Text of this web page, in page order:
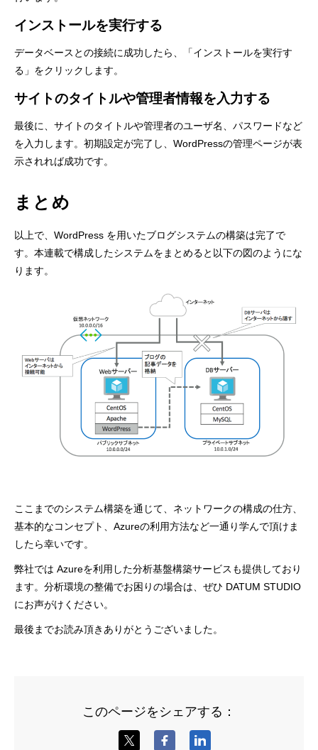
インストールを実行する
データベースとの接続に成功したら、「インストールを実行す
る」をクリックします。
サイトのタイトルや管理者情報を入力する
最後に、サイトのタイトルや管理者のユーザ名、パスワードなど
を入力します。初期設定が完了し、WordPressの管理ページが表
示されれば成功です。
まとめ
以上で、WordPress を用いたブログシステムの構築は完了で
す。本連載で構成したシステムをまとめると以下の図のようにな
ります。
ここまでのシステム構築を通じて、ネットワークの構成の仕方、
基本的なコンセプト、Azureの利用方法など一通り学んで頂けま
したら幸いです。
弊社では Azureを利用した分析基盤構築サービスも提供しており
ます。分析環境の整備でお困りの場合は、ぜひ DATUM STUDIO
にお声がけください。
最後までお読み頂きありがとうございました。
このページをシェアする：